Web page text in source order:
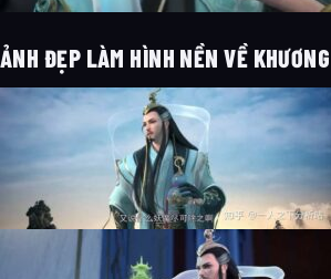
ẢNH ĐẸP LÀM HÌNH NỀN VỀ